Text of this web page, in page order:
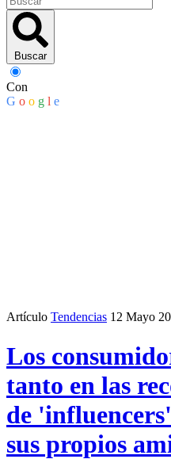
Buscar
Con
G o o g l e
Artículo Tendencias 12 Mayo
Los
tanto en las
de
sus propios